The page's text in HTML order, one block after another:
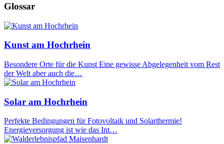
Glossar
Kunst am Hochrhein
Besondere Orte für die Kunst Eine gewisse Abgelegenheit vom Rest
der Welt aber auch die…
Solar am Hochrhein
Perfekte Bedingungen für Fotovoltaik und Solarthermie!
Energieversorgung ist wie das Int…